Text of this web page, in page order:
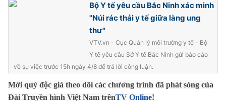
Thị trường 24h Tấm lòng Việt
Vươn mình bằng AI
VTV9 VTV8
Liên hệ tòa soạn English
Bộ Y tế yêu cầu Bắc Ninh xác minh
"Núi rác thải y tế giữa làng ung
thư"
VTV.vn - Cục Quản lý môi trường y tế - Bộ
Y tế yêu cầu Sở Y tế Bắc Ninh gửi báo cáo
về sự việc trước 15h ngày 4/8 để trả lời công luận.
Mời quý độc giả theo dõi các chương trình đã phát sóng của
Đài Truyền hình Việt Nam trênTV Online!